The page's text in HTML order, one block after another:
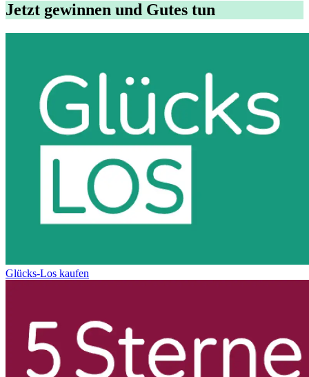
Jetzt gewinnen und Gutes tun
Glücks-Los kaufen